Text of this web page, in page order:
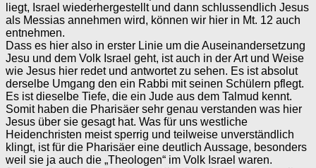
liegt, Israel wiederhergestellt und dann schlussendlich Jesus
als Messias annehmen wird, können wir hier in Mt. 12 auch
entnehmen.
Dass es hier also in erster Linie um die Auseinandersetzung
Jesu und dem Volk Israel geht, ist auch in der Art und Weise
wie Jesus hier redet und antwortet zu sehen. Es ist absolut
derselbe Umgang den ein Rabbi mit seinen Schülern pflegt.
Es ist dieselbe Tiefe, die ein Jude aus dem Talmud kennt.
Somit haben die Pharisäer sehr genau verstanden was hier
Jesus über sie gesagt hat. Was für uns westliche
Heidenchristen meist sperrig und teilweise unverständlich
klingt, ist für die Pharisäer eine deutlich Aussage, besonders
weil sie ja auch die „Theologen“ im Volk Israel waren.